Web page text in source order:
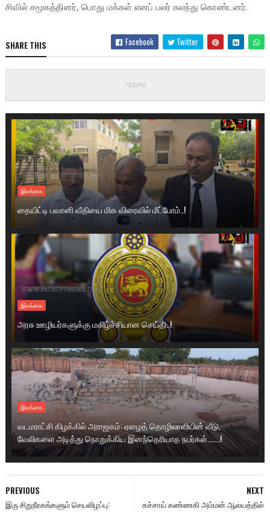
சிவில் சமூகத்தினர், பொது மக்கள் எனப் பலர் கலந்து கொண்டனர்.
SHARE THIS Facebook Twitter
இலங்கை
தையிட்டி பவானி வீதியை மிக விரைவில் மீட்போம்..!
இலங்கை
அரசு ஊழியர்களுக்கு மகிழ்ச்சியான செய்தி..!
இலங்கை
வடமராட்சி கிழக்கில் அராஜகம்: ஏழைத் தொழிலாளியின் வீடு,
வேலிகளை அடித்து நொறுக்கிய இனந்தெரியாத நபர்கள்.......!
NEXT
கச்சாய் கண்ணகி அம்மன் ஆலயத்தில்
PREVIOUS
இரு சிறுநீரகங்களும் செயலிழப்பு: